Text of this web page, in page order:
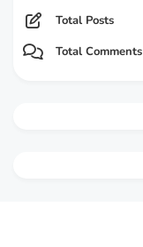
Total Posts
Total Comments